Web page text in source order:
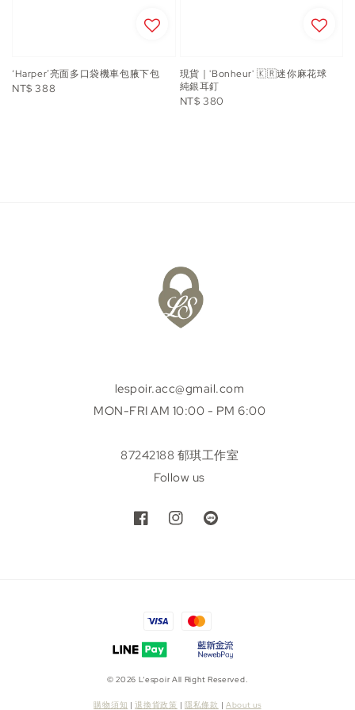
‘Harper’亮面多口袋機車包腋下包
Regular
NT$ 388
現貨｜'Bonheur' 🇰🇷迷你麻花球
純銀耳釘
Regular
NT$ 380
lespoir.acc@gmail.com
MON-FRI AM 10:00 - PM 6:00
87242188 郁琪工作室
Follow us
© 2026 L’espoir All Right Reserved.
購物須知 |退換貨政策 | 隱私條款 | About us